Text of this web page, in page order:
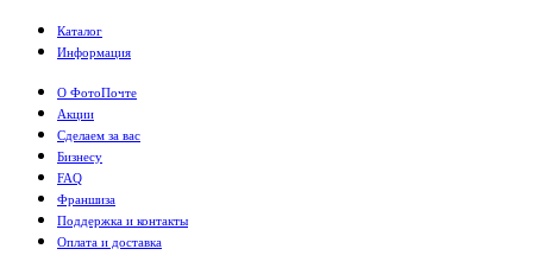
Каталог
Информация
О ФотоПочте
Акции
Сделаем за вас
Бизнесу
FAQ
Франшиза
Поддержка и контакты
Оплата и доставка